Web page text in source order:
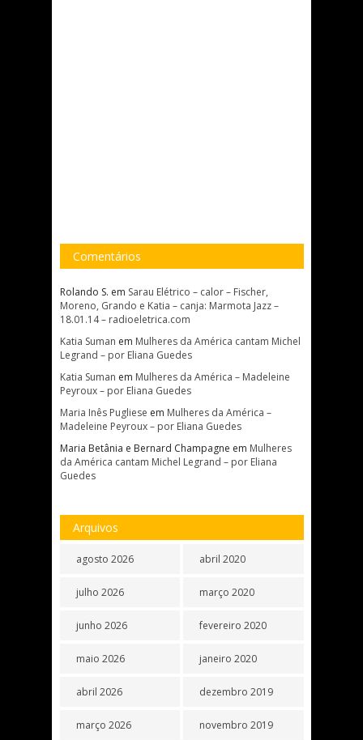
Comentários
Rolando S. em Sarau Elétrico – calor – Fischer,
Moreno, Grando e Katia – canja: Marmota Jazz –
18.01.14 – radioeletrica.com
Katia Suman em Mulheres da América cantam Michel
Legrand – por Eliana Guedes
Katia Suman em Mulheres da América – Madeleine
Peyroux – por Eliana Guedes
Maria Inês Pugliese em Mulheres da América –
Madeleine Peyroux – por Eliana Guedes
Maria Betânia e Bernard Champagne em Mulheres
da América cantam Michel Legrand – por Eliana
Guedes
Arquivos
agosto 2026
julho 2026
junho 2026
maio 2026
abril 2026
março 2026
abril 2020
março 2020
fevereiro 2020
janeiro 2020
dezembro 2019
novembro 2019